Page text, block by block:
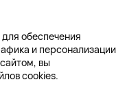
защищены
данных
обеспечения
и персонализации
вы
cookies.